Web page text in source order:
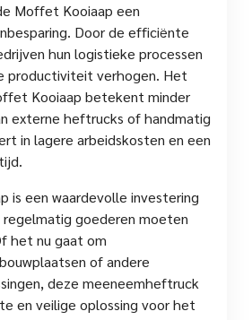
Moffet Kooiaap een
Door de efficiënte
hun logistieke processen
productiviteit verhogen. Het
Kooiaap betekent minder
externe heftrucks of handmatig
in lagere arbeidskosten en een
is een waardevolle investering
goederen moeten
het nu gaat om
of andere
deze meeneemheftruck
en veilige oplossing voor het